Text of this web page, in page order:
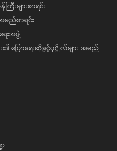
းများစာရင်း
ည်စာရင်း
ေးအဖွဲ့
ပြောရေးဆိုခွင့်ပုဂ္ဂိုလ်များ အမည်